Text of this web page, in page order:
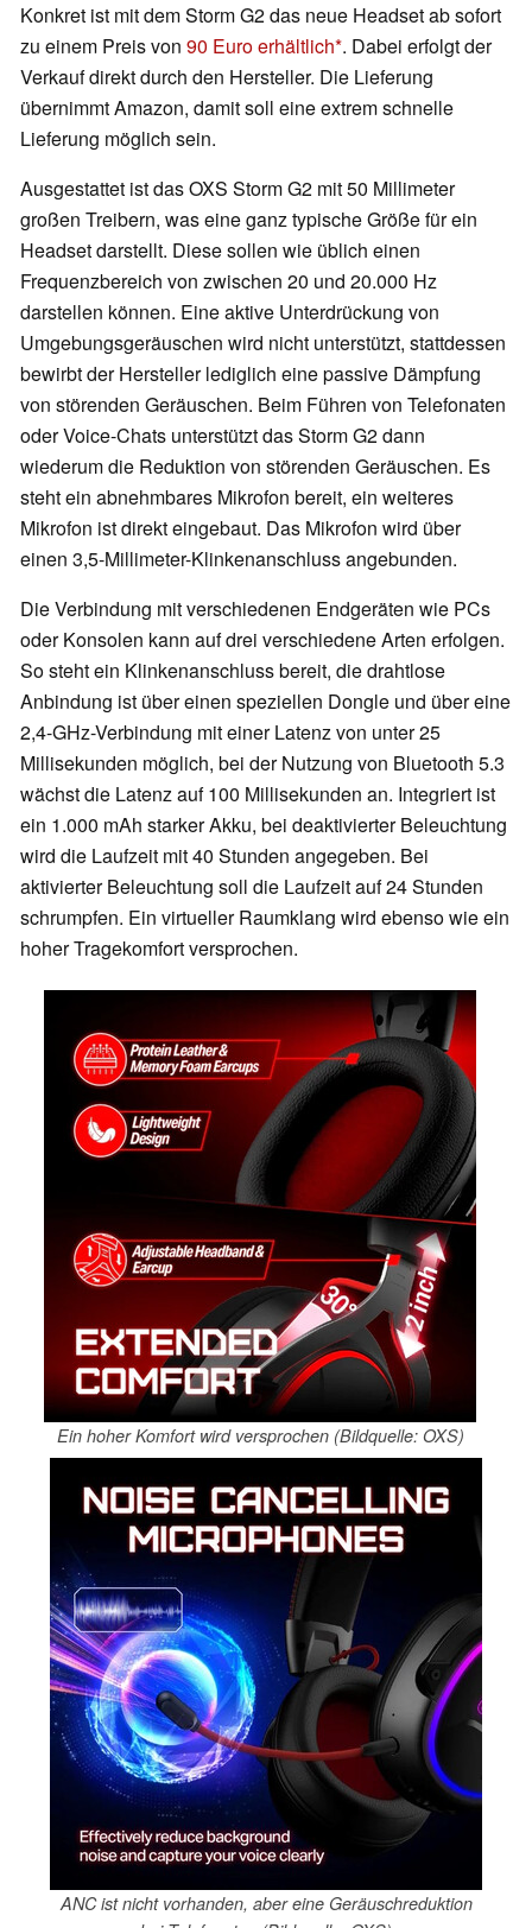
Konkret ist mit dem Storm G2 das neue Headset ab sofort
zu einem Preis von 90 Euro erhältlich . Dabei erfolgt der
Verkauf direkt durch den Hersteller. Die Lieferung
übernimmt Amazon, damit soll eine extrem schnelle
Lieferung möglich sein.
Ausgestattet ist das OXS Storm G2 mit 50 Millimeter
großen Treibern, was eine ganz typische Größe für ein
Headset darstellt. Diese sollen wie üblich einen
Frequenzbereich von zwischen 20 und 20.000 Hz
darstellen können. Eine aktive Unterdrückung von
Umgebungsgeräuschen wird nicht unterstützt, stattdessen
bewirbt der Hersteller lediglich eine passive Dämpfung
von störenden Geräuschen. Beim Führen von Telefonaten
oder Voice-Chats unterstützt das Storm G2 dann
wiederum die Reduktion von störenden Geräuschen. Es
steht ein abnehmbares Mikrofon bereit, ein weiteres
Mikrofon ist direkt eingebaut. Das Mikrofon wird über
einen 3,5-Millimeter-Klinkenanschluss angebunden.
Die Verbindung mit verschiedenen Endgeräten wie PCs
oder Konsolen kann auf drei verschiedene Arten erfolgen.
So steht ein Klinkenanschluss bereit, die drahtlose
Anbindung ist über einen speziellen Dongle und über eine
2,4-GHz-Verbindung mit einer Latenz von unter 25
Millisekunden möglich, bei der Nutzung von Bluetooth 5.3
wächst die Latenz auf 100 Millisekunden an. Integriert ist
ein 1.000 mAh starker Akku, bei deaktivierter Beleuchtung
wird die Laufzeit mit 40 Stunden angegeben. Bei
aktivierter Beleuchtung soll die Laufzeit auf 24 Stunden
schrumpfen. Ein virtueller Raumklang wird ebenso wie ein
hoher Tragekomfort versprochen.
Ein hoher Komfort wird versprochen (Bildquelle: OXS)
ANC ist nicht vorhanden, aber eine Geräuschreduktion